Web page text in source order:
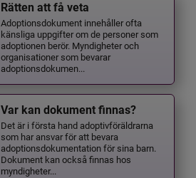
Rätten att få veta
Adoptionsdokument innehåller ofta
känsliga uppgifter om de personer som
adoptionen berör. Myndigheter och
organisationer som bevarar
adoptionsdokumen...
Var kan dokument finnas?
Det är i första hand adoptivföräldrarna
som har ansvar för att bevara
adoptionsdokumentation för sina barn.
Dokument kan också finnas hos
myndigheter...